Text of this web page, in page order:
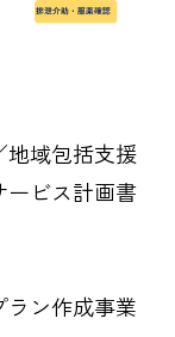
域包括支援
ービス計画書
ン作成事業